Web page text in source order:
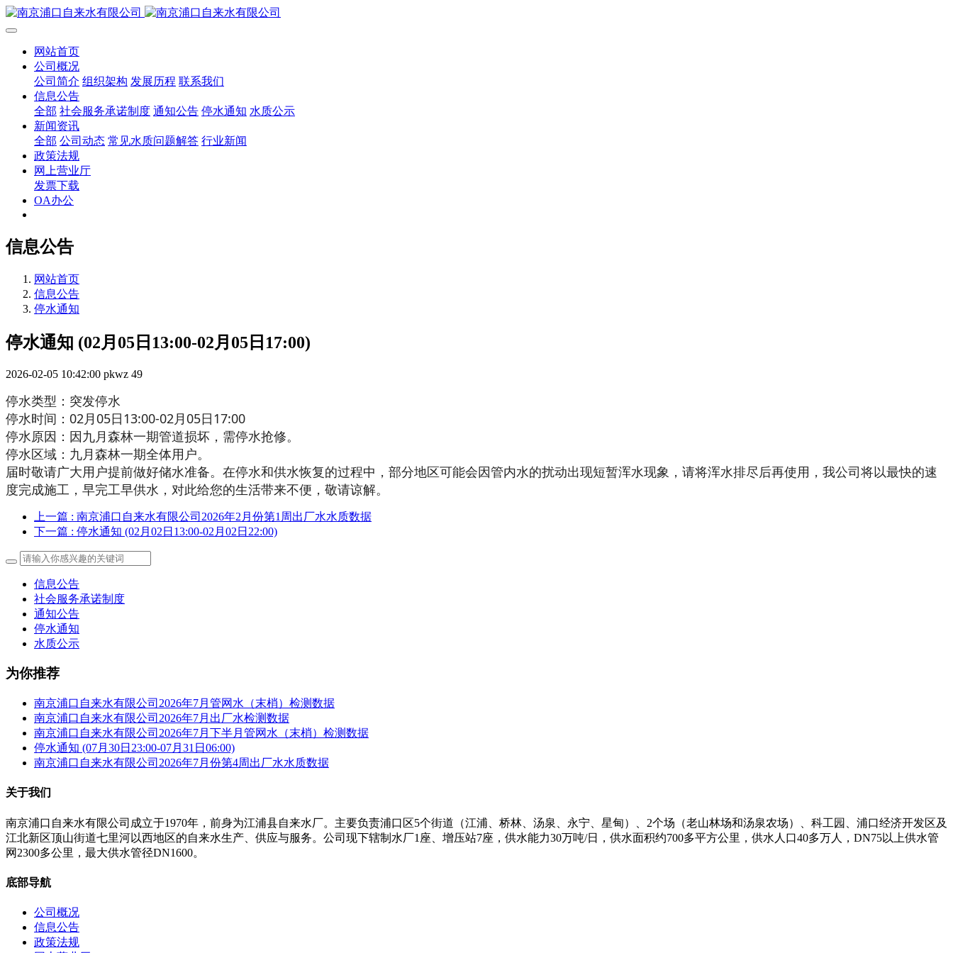
网站首页
公司概况
公司简介 组织架构 发展历程 联系我们
信息公告
全部 社会服务承诺制度 通知公告 停水通知 水质公示
新闻资讯
全部 公司动态 常见水质问题解答 行业新闻
政策法规
网上营业厅
发票下载
OA办公
信息公告
网站首页
信息公告
停水通知
停水通知 (02月05日13:00-02月05日17:00)
2026-02-05 10:42:00 pkwz 49
停水类型：突发停水
停水时间：02月05日13:00-02月05日17:00
停水原因：因九月森林一期管道损坏，需停水抢修。
停水区域：九月森林一期全体用户。
届时敬请广大用户提前做好储水准备。在停水和供水恢复的过程中，部分地区可能会因管内水的扰动出现短暂浑水现象，请将浑水排尽后再使用，我公司将以最快的速
度完成施工，早完工早供水，对此给您的生活带来不便，敬请谅解。
上一篇 : 南京浦口自来水有限公司2026年2月份第1周出厂水水质数据
下一篇 : 停水通知 (02月02日13:00-02月02日22:00)
信息公告
社会服务承诺制度
通知公告
停水通知
水质公示
为你推荐
南京浦口自来水有限公司2026年7月管网水（末梢）检测数据
南京浦口自来水有限公司2026年7月出厂水检测数据
南京浦口自来水有限公司2026年7月下半月管网水（末梢）检测数据
停水通知 (07月30日23:00-07月31日06:00)
南京浦口自来水有限公司2026年7月份第4周出厂水水质数据
关于我们
南京浦口自来水有限公司成立于1970年，前身为江浦县自来水厂。主要负责浦口区5个街道（江浦、桥林、汤泉、永宁、星甸）、2个场（老山林场和汤泉农场）、科工园、浦口经济开发区及
江北新区顶山街道七里河以西地区的自来水生产、供应与服务。公司现下辖制水厂1座、增压站7座，供水能力30万吨/日，供水面积约700多平方公里，供水人口40多万人，DN75以上供水管
网2300多公里，最大供水管径DN1600。
底部导航
公司概况
信息公告
政策法规